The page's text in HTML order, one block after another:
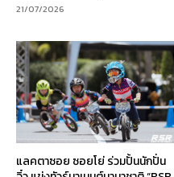
21/07/2026
แลคตาซอย ซอยโย่ ร่วมปั้นนักปั่น